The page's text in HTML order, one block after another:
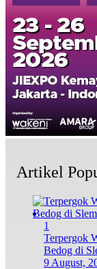
Artikel
1
Terpergok
Bedog di
9 August,